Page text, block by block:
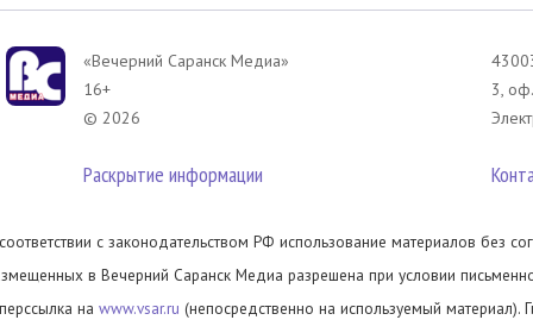
«Вечерний Саранск Mедиа»
16+
© 2026
Раскрытие информации
3,
с законодательством РФ использование материалов без
в Вечерний Саранск Медиа разрешена при условии
на www.vsar.ru (непосредственно на используемый материал).